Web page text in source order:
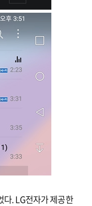
다. LG전자가 제공한